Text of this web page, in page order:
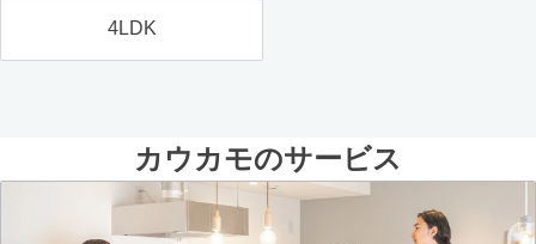
4LDK
カウカモのサービス